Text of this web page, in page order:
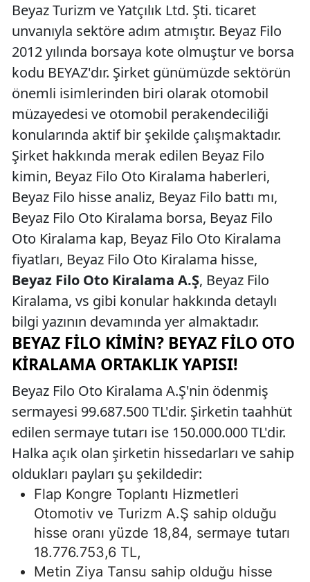
Beyaz Turizm ve Yatçılık Ltd. Şti. ticaret
unvanıyla sektöre adım atmıştır. Beyaz Filo
2012 yılında borsaya kote olmuştur ve borsa
kodu BEYAZ'dır. Şirket günümüzde sektörün
önemli isimlerinden biri olarak otomobil
müzayedesi ve otomobil perakendeciliği
konularında aktif bir şekilde çalışmaktadır.
Şirket hakkında merak edilen Beyaz Filo
kimin, Beyaz Filo Oto Kiralama haberleri,
Beyaz Filo hisse analiz, Beyaz Filo battı mı,
Beyaz Filo Oto Kiralama borsa, Beyaz Filo
Oto Kiralama kap, Beyaz Filo Oto Kiralama
fiyatları, Beyaz Filo Oto Kiralama hisse,
Beyaz Filo Oto Kiralama A.Ş, Beyaz Filo
Kiralama, vs gibi konular hakkında detaylı
bilgi yazının devamında yer almaktadır.
BEYAZ FILO KIMIN? BEYAZ FILO OTO
KIRALAMA ORTAKLIK YAPISI!
Beyaz Filo Oto Kiralama A.Ş'nin ödenmiş
sermayesi 99.687.500 TL'dir. Şirketin taahhüt
edilen sermaye tutarı ise 150.000.000 TL'dir.
Halka açık olan şirketin hissedarları ve sahip
oldukları payları şu şekildedir:
Flap Kongre Toplantı Hizmetleri
Otomotiv ve Turizm A.Ş sahip olduğu
hisse oranı yüzde 18,84, sermaye tutarı
18.776.753,6 TL,
Metin Ziya Tansu sahip olduğu hisse